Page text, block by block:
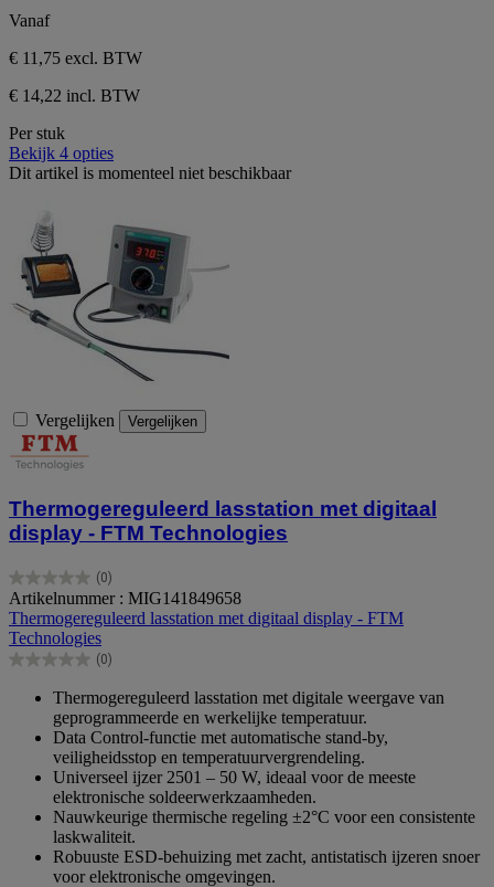
beoordeling
5
1
Vanaf
€ 11,75 excl. BTW
€ 14,22 incl. BTW
Per stuk
Bekijk 4 opties
Dit artikel is momenteel niet beschikbaar
Vergelijken Vergelijken
Thermogereguleerd lasstation met digitaal
display - FTM Technologies
(0)
0.0
van
de
5
sterren.
Artikelnummer : MIG141849658
Thermogereguleerd lasstation met digitaal display - FTM
Technologies
(0)
0.0
sterren.
Thermogereguleerd lasstation met digitale weergave van
geprogrammeerde en werkelijke temperatuur.
Data Control-functie met automatische stand-by,
veiligheidsstop en temperatuurvergrendeling.
Universeel ijzer 2501 – 50 W, ideaal voor de meeste
elektronische soldeerwerkzaamheden.
Nauwkeurige thermische regeling ±2°C voor een consistente
laskwaliteit.
Robuuste ESD-behuizing met zacht, antistatisch ijzeren snoer
voor elektronische omgevingen.